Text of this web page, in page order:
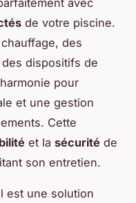
avec
de votre piscine.
des
dispositifs de
pour
et une gestion
Cette
et la sécurité de
son entretien.
est une solution